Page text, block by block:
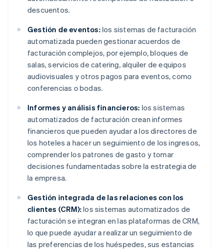
descuentos.
Gestión de eventos: los sistemas de facturación
automatizada pueden gestionar acuerdos de
facturación complejos, por ejemplo, bloques de
salas, servicios de catering, alquiler de equipos
audiovisuales y otros pagos para eventos, como
conferencias o bodas.
Informes y análisis financieros: los sistemas
automatizados de facturación crean informes
financieros que pueden ayudar a los directores de
los hoteles a hacer un seguimiento de los ingresos,
comprender los patrones de gasto y tomar
decisiones fundamentadas sobre la estrategia de
la empresa.
Gestión integrada de las relaciones con los
clientes (CRM): los sistemas automatizados de
facturación se integran en las plataformas de CRM,
lo que puede ayudar a realizar un seguimiento de
las preferencias de los huéspedes, sus estancias